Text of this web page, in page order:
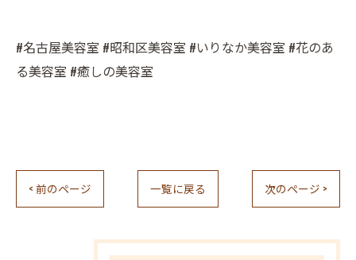
#名古屋美容室 #昭和区美容室 #いりなか美容室 #花のあ
る美容室 #癒しの美容室
< 前のページ 一覧に戻る 次のページ >